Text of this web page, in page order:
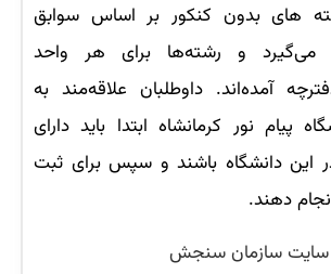
های بدون کنکور بر اساس سوابق
و رشته‌ها برای هر واحد
آمده‌اند. داوطلبان علاقه‌مند به
پیام نور کرمانشاه ابتدا باید دارای
این دانشگاه باشند و سپس برای ثبت
دهند.
سایت سازمان سنجش